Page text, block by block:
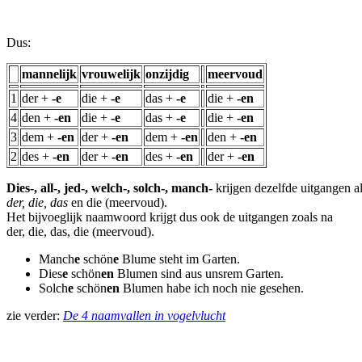
Dus:
mannelijk vrouwelijk onzijdig
meervoud
1 der + -e die + -e das + -e die + -en
4 den + -en die + -e das + -e die + -en
3 dem + -en der + -en dem + -en den + -en
2 des + -en der + -en des + -en der + -en
Dies-, all-, jed-, welch-, solch-, manch- krijgen dezelfde uitgangen
der, die, das en die (meervoud).
Het bijvoeglijk naamwoord krijgt dus ook de uitgangen zoals na
der, die, das, die (meervoud).
Manche schöne Blume steht im Garten.
Diese schönen Blumen sind aus unsrem Garten.
Solche schönen Blumen habe ich noch nie gesehen.
zie verder: De 4 naamvallen in vogelvlucht